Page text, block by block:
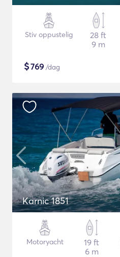
Stiv oppustelig
28 ft
9 m
$769 /dag
Karnic 1851
Motoryacht
19 ft
6 m